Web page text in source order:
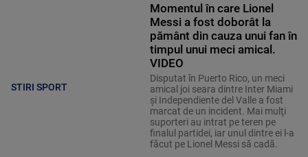
STIRI SPORT
Momentul în care Lionel
Messi a fost doborât la
pământ din cauza unui fan în
timpul unui meci amical.
VIDEO
Disputat în Puerto Rico, un meci
amical joi seara dintre Inter Miami
şi Independiente del Valle a fost
marcat de un incident. Mai mulţi
suporteri au intrat pe teren pe
finalul partidei, iar unul dintre ei l-a
făcut pe Lionel Messi să cadă.